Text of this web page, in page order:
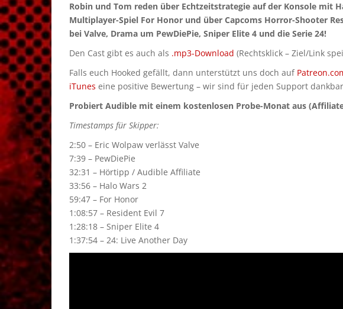
Robin und Tom reden über Echtzeitstrategie auf der Konsole mit
Multiplayer-Spiel For Honor und über Capcoms Horror-Shooter
bei Valve, Drama um PewDiePie, Sniper Elite 4 und die Serie 24!
Den Cast gibt es auch als .mp3-Download (Rechtsklick – Ziel/Link
Falls euch Hooked gefällt, dann unterstützt uns doch auf
iTunes eine positive Bewertung – wir sind für jeden Support
Probiert Audible mit einem kostenlosen Probe-Monat aus
Timestamps für Skipper:
2:50 – Eric Wolpaw verlässt Valve
7:39 – PewDiePie
32:31 – Hörtipp / Audible Affiliate
33:56 – Halo Wars 2
59:47 – For Honor
1:08:57 – Resident Evil 7
1:28:18 – Sniper Elite 4
1:37:54 – 24: Live Another Day